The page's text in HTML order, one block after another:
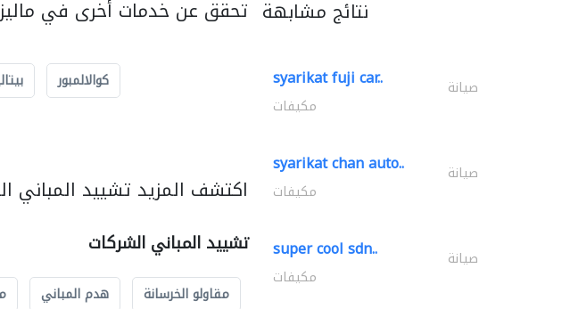
تحقق عن خدمات أخرى في
كوالالمبور
اكتشف المزيد تشييد المباني
تشييد المباني الشركات
مقاولو الخرسانة هدم المباني
نتائج مشابهة
syarikat fuji car.. صيانة
مكيفات
syarikat chan auto.. صيانة
مكيفات
super cool sdn.. صيانة
مكيفات